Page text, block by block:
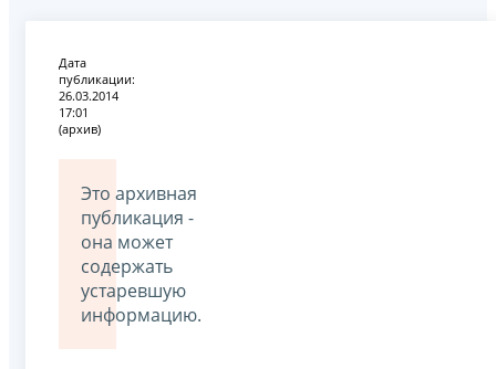
Дата
публикации:
26.03.2014
17:01
(архив)
Это архивная
публикация -
она может
содержать
устаревшую
информацию.